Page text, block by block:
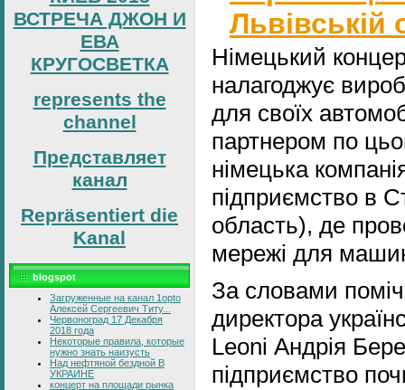
ВСТРЕЧА ДЖОН И
ЕВА
КРУГОСВЕТКА
represents the
channel
Представляет
канал
Repräsentiert die
Kanal
blogspot
Загруженные на канал 1opto
Алексей Сергеевич Титу...
Червоноград 17 Декабря
2018 года
Некоторые правила, которые
нужно знать наизусть
Над нефтяной бездной В
УКРАИНЕ
концерт на площади рынка
Львівській
Німецький
налагоджує
для своїх
партнером по
німецька
підприємство в
область), де
мережі для
За словами
директора
Leoni Андрія
підприємство